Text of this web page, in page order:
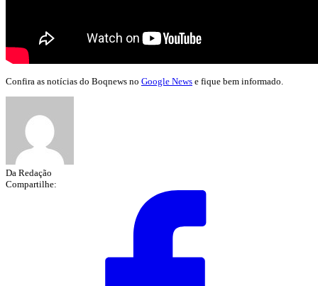
Confira as notícias do Boqnews no Google News e fique bem informado.
Da Redação
Compartilhe: